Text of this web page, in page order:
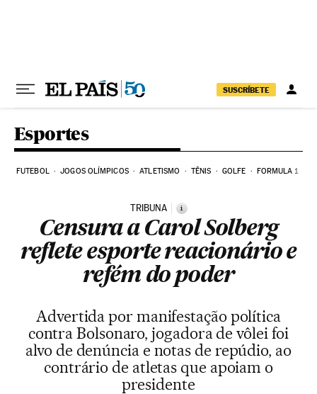
SUSCRÍBETE
Esportes
FUTEBOL JOGOS OLÍMPICOS ATLETISMO TÊNIS GOLFE FORMULA 1
TRIBUNA i
Censura a Carol Solberg
reflete esporte reacionário e
refém do poder
Advertida por manifestação política
contra Bolsonaro, jogadora de vôlei foi
alvo de denúncia e notas de repúdio, ao
contrário de atletas que apoiam o
presidente